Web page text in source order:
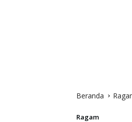
Beranda
Ragam